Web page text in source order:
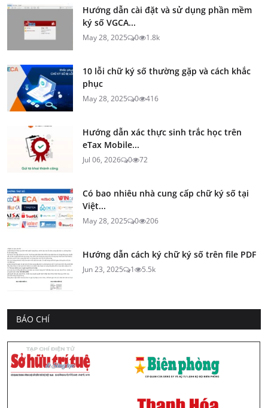
Hướng dẫn cài đặt và sử dụng phần mềm
ký số VGCA...
May 28, 2025 0 1.8k
10 lỗi chữ ký số thường gặp và cách khắc
phục
May 28, 2025 0 416
Hướng dẫn xác thực sinh trắc học trên
eTax Mobile...
Jul 06, 2026 0 72
Có bao nhiêu nhà cung cấp chữ ký số tại
Việt...
May 28, 2025 0 206
Hướng dẫn cách ký chữ ký số trên file PDF
Jun 23, 2025 1 5.5k
BÁO CHÍ